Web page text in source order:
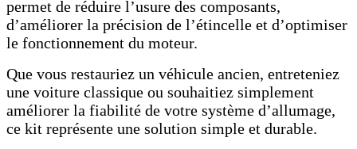
permet de réduire l’usure des composants,
d’améliorer la précision de l’étincelle et d’optimiser
le fonctionnement du moteur.
Que vous restauriez un véhicule ancien, entreteniez
une voiture classique ou souhaitiez simplement
améliorer la fiabilité de votre système d’allumage,
ce kit représente une solution simple et durable.